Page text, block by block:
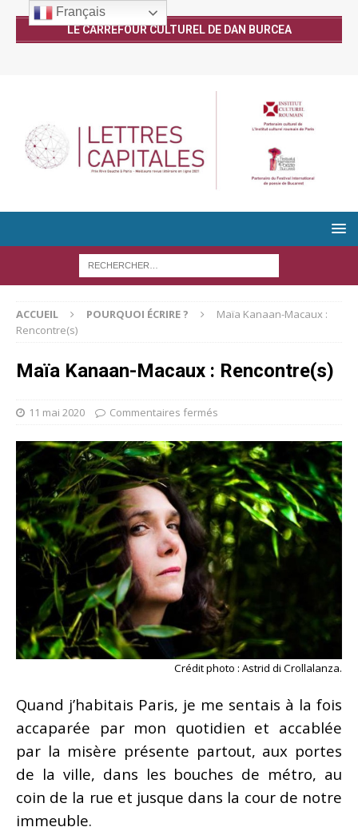
LE CARREFOUR CULTUREL DE DAN BURCEA
ACCUEIL POURQUOI ÉCRIRE ?
Maïa Kanaan-Macaux :
Rencontre(s)
Maïa Kanaan-Macaux : Rencontre(s)
11 mai 2020 Commentaires fermés
Crédit photo : Astrid di Crollalanza.
Quand j’habitais Paris, je me sentais à la fois
accaparée par mon quotidien et accablée
par la misère présente partout, aux portes
de la ville, dans les bouches de métro, au
coin de la rue et jusque dans la cour de notre
immeuble.
Français